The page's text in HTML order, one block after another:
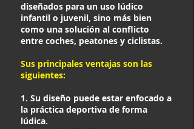
diseñados para un uso lúdico
infantil o juvenil, sino más bien
como una solución al conflicto
entre coches, peatones y ciclistas.
Sus principales ventajas son las
siguientes:
1. Su diseño puede estar enfocado a
la práctica deportiva de forma
lúdica.